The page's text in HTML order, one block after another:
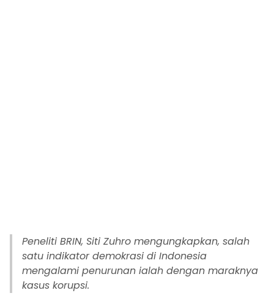
Peneliti BRIN, Siti Zuhro mengungkapkan, salah
satu indikator demokrasi di Indonesia
mengalami penurunan ialah dengan maraknya
kasus korupsi.